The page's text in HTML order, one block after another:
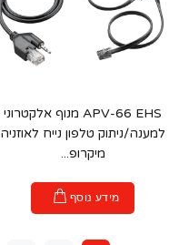
APV-66 EHS מנוף אלקטרוני
למענה/ניתוק טלפון נייח לאוזניה
מיקרופ...
מידע נוסף